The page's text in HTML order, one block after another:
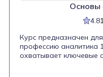
Основы
4.8
Курс предназначен
профессию аналитика
охватывает ключевые